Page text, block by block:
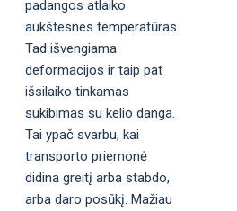
padangos atlaiko
aukštesnes temperatūras.
Tad išvengiama
deformacijos ir taip pat
išsilaiko tinkamas
sukibimas su kelio danga.
Tai ypač svarbu, kai
transporto priemonė
didina greitį arba stabdo,
arba daro posūkį. Mažiau